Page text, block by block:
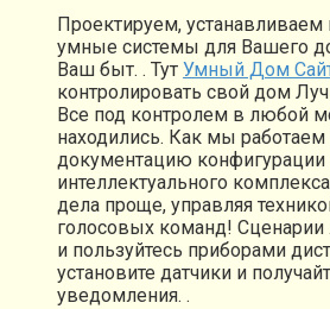
Проектируем,
умные системы для Вашего
Ваш быт. . Тут Умный Дом
контролировать свой дом
Все под контролем в любой
находились. Как мы
документацию конфигурации
интеллектуального
дела проще, управляя
голосовых команд! Сценарии
и пользуйтесь приборами
установите датчики и
уведомления. .